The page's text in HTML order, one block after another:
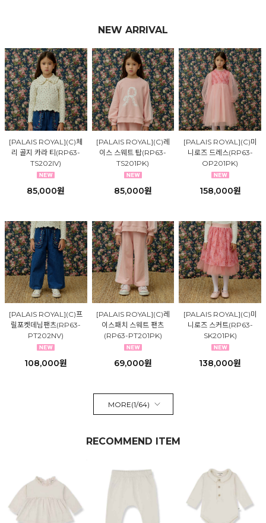
NEW ARRIVAL
[PALAIS ROYAL](C)체
리 골지 카라 티(RP63-
TS202IV)
85,000원
[PALAIS ROYAL](C)레
이스 스웨트 탑(RP63-
TS201PK)
85,000원
[PALAIS ROYAL](C)미
니로즈 드레스(RP63-
OP201PK)
158,000원
[PALAIS ROYAL](C)프
릴포켓데님팬츠(RP63-
PT202NV)
108,000원
[PALAIS ROYAL](C)레
이스패치 스웨트 팬츠
(RP63-PT201PK)
69,000원
[PALAIS ROYAL](C)미
니로즈 스커트(RP63-
SK201PK)
138,000원
MORE(1/64)
RECOMMEND ITEM